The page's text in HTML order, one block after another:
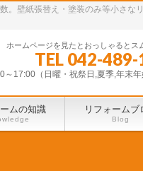
。壁紙張替え・塗装のみ等小さな
ホームページを見たとおっしゃるとス
TEL 042-
～17:00（日曜・祝祭日,夏季,年末年
ムの知識 リフォームブ
Blog